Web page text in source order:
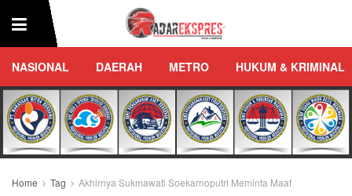
NASIONAL DAERAH METRO HUKUM & KRIMINAL
Home Tag Akhirnya Sukmawati Soekarnoputri Meminta Maaf